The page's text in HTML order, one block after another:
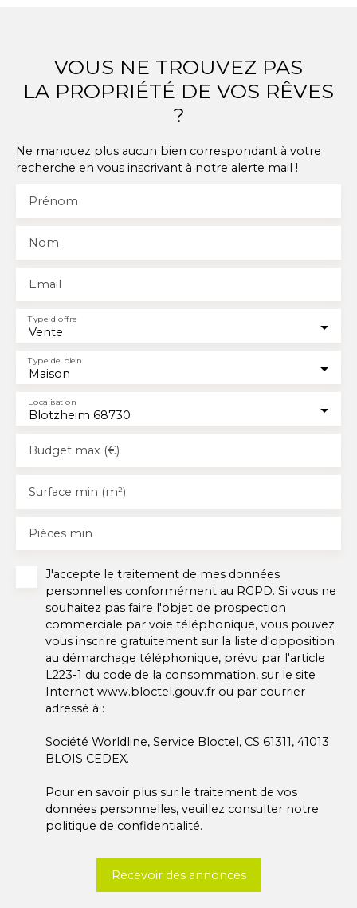
VOUS NE TROUVEZ PAS
LA PROPRIÉTÉ DE VOS RÊVES
?
Ne manquez plus aucun bien correspondant à votre
recherche en vous inscrivant à notre alerte mail !
Prénom
Nom
Email
Vente
Type d'offre
Maison
Type de bien
Blotzheim 68730
Localisation
Budget max (€)
Surface min (m²)
Pièces min
J'accepte le traitement de mes données
personnelles conformément au RGPD. Si vous ne
souhaitez pas faire l'objet de prospection
commerciale par voie téléphonique, vous pouvez
vous inscrire gratuitement sur la liste d'opposition
au démarchage téléphonique, prévu par l'article
L223-1 du code de la consommation, sur le site
Internet www.bloctel.gouv.fr ou par courrier
adressé à :
Société Worldline, Service Bloctel, CS 61311, 41013
BLOIS CEDEX.
Pour en savoir plus sur le traitement de vos
données personnelles, veuillez consulter notre
politique de confidentialité.
Recevoir des annonces